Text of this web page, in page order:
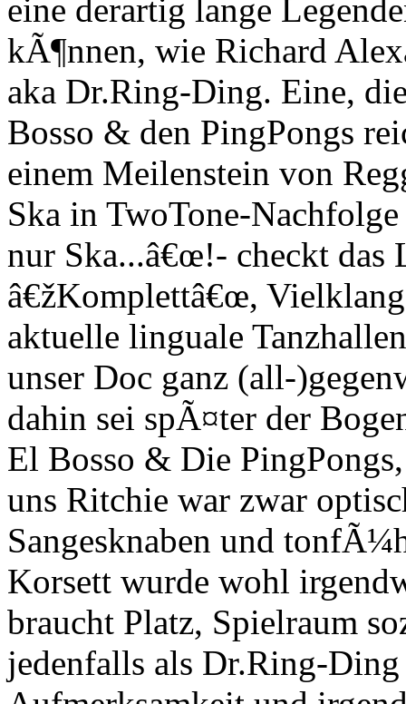
eine derartig lange
kÃ¶nnen, wie Richard
aka Dr.Ring-Ding. Eine,
Bosso & den PingPongs
einem Meilenstein von
Ska in TwoTone-
nur Ska...â€œ!- checkt das
â€žKomplettâ€œ,
aktuelle linguale
unser Doc ganz (all-
dahin sei spÃ¤ter der
El Bosso & Die
uns Ritchie war zwar
Sangesknaben und
Korsett wurde wohl
braucht Platz, Spielraum
jedenfalls als Dr.Ring-